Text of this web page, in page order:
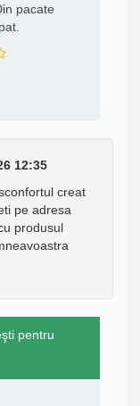
pacate
12:35
creat
pe adresa
produsul
pentru